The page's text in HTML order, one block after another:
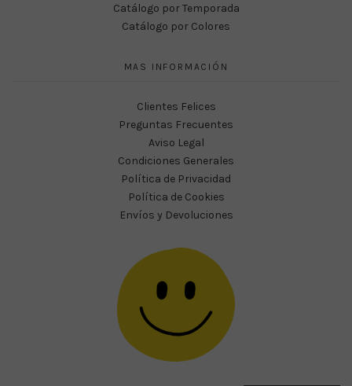
Catálogo por Temporada
Catálogo por Colores
MAS INFORMACIÓN
Clientes Felices
Preguntas Frecuentes
Aviso Legal
Condiciones Generales
Política de Privacidad
Política de Cookies
Envíos y Devoluciones